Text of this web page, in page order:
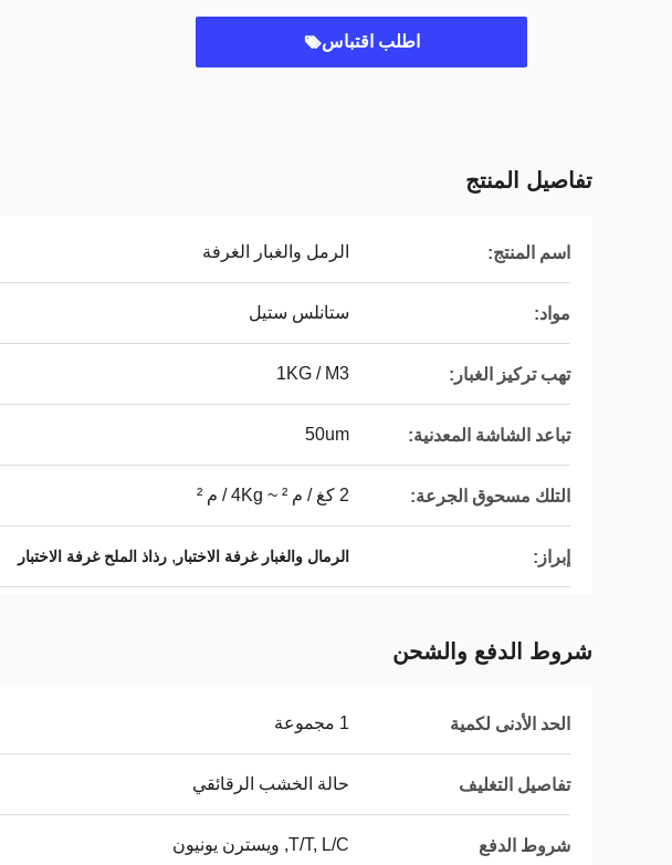
اطلب اقتباس
تفاصيل المنتج
اسم المنتج: الرمل والغبار الغرفة
مواد: ستانلس ستيل
تهب تركيز الغبار: 1KG / M3
تباعد الشاشة المعدنية: 50um
التلك مسحوق الجرعة: 2 كغ / م ² ~ 4Kg / م ²
إبراز: الرمال والغبار غرفة الاختبار , رذاذ الملح غرفة الاختبار
شروط الدفع والشحن
الحد الأدنى لكمية 1 مجموعة
تفاصيل التغليف حالة الخشب الرقائقي
شروط الدفع T/T, L/C, ويسترن يونيون